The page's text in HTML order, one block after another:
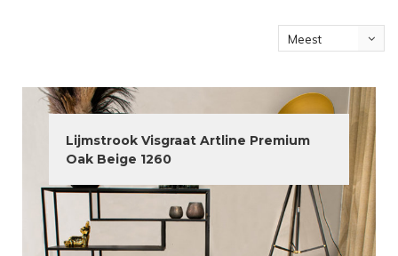
Meest
Lijmstrook Visgraat Artline Premium
Oak Beige 1260